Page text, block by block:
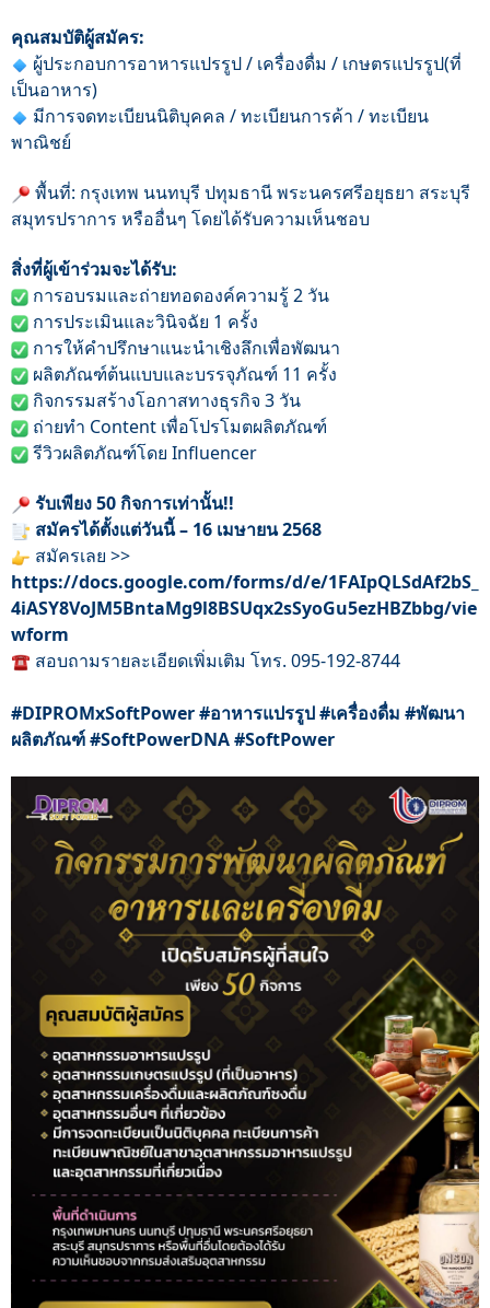
คุณสมบัติผู้สมัคร:
ผู้ประกอบการอาหารแปรรูป / เครื่องดื่ม / เกษตรแปรรูป(ที่
เป็นอาหาร)
มีการจดทะเบียนนิติบุคคล / ทะเบียนการค้า / ทะเบียน
พาณิชย์
พื้นที่: กรุงเทพ นนทบุรี ปทุมธานี พระนครศรีอยุธยา สระบุรี
สมุทรปราการ หรืออื่นๆ โดยได้รับความเห็นชอบ
สิ่งที่ผู้เข้าร่วมจะได้รับ:
การอบรมและถ่ายทอดองค์ความรู้ 2 วัน
การประเมินและวินิจฉัย 1 ครั้ง
การให้คำปรึกษาแนะนำเชิงลึกเพื่อพัฒนา
ผลิตภัณฑ์ต้นแบบและบรรจุภัณฑ์ 11 ครั้ง
กิจกรรมสร้างโอกาสทางธุรกิจ 3 วัน
ถ่ายทำ Content เพื่อโปรโมตผลิตภัณฑ์
รีวิวผลิตภัณฑ์โดย Influencer
รับเพียง 50 กิจการเท่านั้น!!
สมัครได้ตั้งแต่วันนี้ – 16 เมษายน 2568
สมัครเลย >>
https://docs.google.com/forms/d/e/1FAIpQLSdAf2bS_
4iASY8VoJM5BntaMg9l8BSUqx2sSyoGu5ezHBZbbg/vie
wform
สอบถามรายละเอียดเพิ่มเติม โทร. 095-192-8744
#DIPROMxSoftPower#อาหารแปรรูป#เครื่องดื่ม #พัฒนา
ผลิตภัณฑ์#SoftPowerDNA#SoftPower